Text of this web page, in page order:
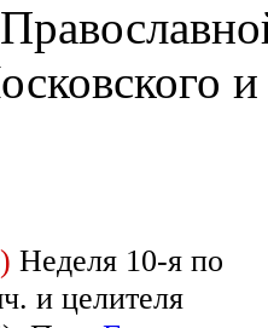
Неделя 10-я по
и целителя